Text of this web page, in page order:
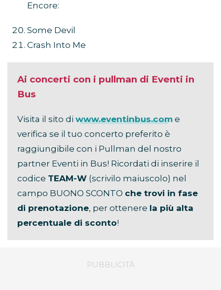
Encore:
Some Devil
Crash Into Me
Ai concerti con i pullman di Eventi in
Bus
Visita il sito di www.eventinbus.com e
verifica se il tuo concerto preferito è
raggiungibile con i Pullman del nostro
partner Eventi in Bus! Ricordati di inserire il
codice TEAM-W (scrivilo maiuscolo) nel
campo BUONO SCONTO che trovi in fase
di prenotazione, per ottenere la più alta
percentuale di sconto!